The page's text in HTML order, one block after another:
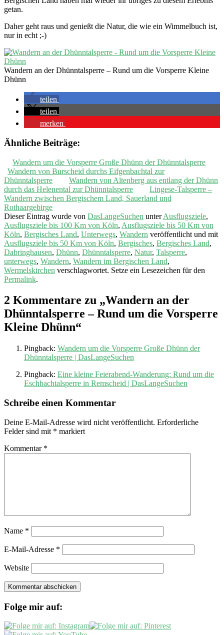
getan.
Daher geht raus und genießt die Natur, die wie ein Wimmelbuch ist,
nur in echt ;-)
Wandern an der Dhünntalsperre – Rund um die Vorsperre Kleine
Dhünn
teilen
teilen
merken
Ähnliche Beiträge:
Wandern um die Vorsperre Große Dhünn der Dhünntalsperre
Wandern von Burscheid durchs Eifgenbachtal zur
Dhünntalsperre
Wandern von Altenberg aus entlang der Dhünn
durch das Helenental zur Dhünntalsperre
Lingese-Talsperre –
Wandern zwischen Bergischem Land, Sauerland und
Rothaargebirge
Dieser Eintrag wurde von DasLangeSuchen unterAusflugsziele,
Ausflugsziele bis 100 Km von Köln, Ausflugsziele bis 50 Km von
Köln, Bergisches Land, Unterwegs, Wandern veröffentlicht und mit
Ausflugsziele bis 50 Km von Köln, Bergisches, Bergisches Land,
Dabringhausen, Dhünn, Dhünntalsperre, Natur, Talsperre,
unterwegs, Wandern, Wandern im Bergischen Land,
Wermelskirchen verschlagwortet. Setze ein Lesezeichen für den
Permalink.
2 Kommentare zu „Wandern an der
Dhünntalsperre – Rund um die Vorsperre
Kleine Dhünn“
Pingback: Wandern um die Vorsperre Große Dhünn der
Dhünntalsperre | DasLangeSuchen
Pingback: Eine kleine Feierabend-Wanderung: Rund um die
Eschbachtalsperre in Remscheid | DasLangeSuchen
Schreibe einen Kommentar
Deine E-Mail-Adresse wird nicht veröffentlicht. Erforderliche
Felder sind mit * markiert
Kommentar *
Name *
E-Mail-Adresse *
Website
Folge mir auf: